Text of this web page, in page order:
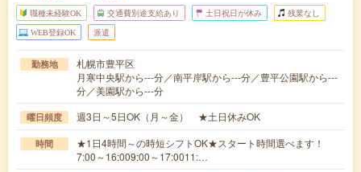
職種未経験OK 交通費別途支給あり 土日祝日が休み 残業なし
WEB登録OK 派遣
勤務地
札幌市豊平区
月寒中央駅から---分／南平岸駅から---分／豊平公園駅から---
分／美園駅から---分
曜日頻度 週3日～5日OK（月～金） ★土日休みOK
時間
★1日4時間～の時短シフトOK★スタート時間選べます！
7:00～16:009:00～17:0011:…